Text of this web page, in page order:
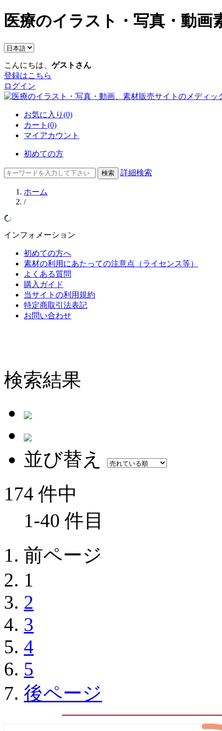
医療のイラスト・写真・動画
こんにちは、 ゲストさん
登録はこちら
ログイン
お気に入り(0)
カート(0)
マイアカウント
初めての方
詳細検索
ホーム
/
インフォメーション
初めての方へ
素材の利用にあたっての注意点（ライセンス等）
よくある質問
購入ガイド
当サイトの利用規約
特定商取引法表記
お問い合わせ
検索結果
並び替え
174 件中
1-40 件目
前ページ
1
2
3
4
5
後ページ